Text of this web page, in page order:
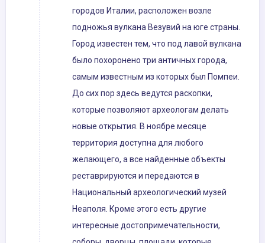
городов Италии, расположен возле
подножья вулкана Везувий на юге страны.
Город известен тем, что под лавой вулкана
было похоронено три античных города,
самым известным из которых был Помпеи.
До сих пор здесь ведутся раскопки,
которые позволяют археологам делать
новые открытия. В ноябре месяце
территория доступна для любого
желающего, а все найденные объекты
реставрируются и передаются в
Национальный археологический музей
Неаполя. Кроме этого есть другие
интересные достопримечательности,